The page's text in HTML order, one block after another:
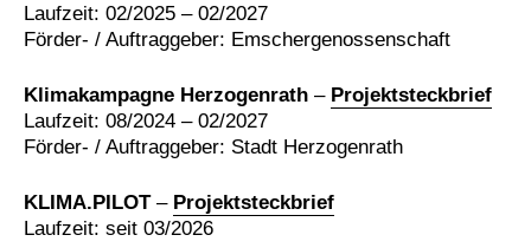
Laufzeit: 02/2025 – 02/2027
Förder- / Auftraggeber: Emschergenossenschaft
Klimakampagne Herzogenrath – Projektsteckbrief
Laufzeit: 08/2024 – 02/2027
Förder- / Auftraggeber: Stadt Herzogenrath
KLIMA.PILOT– Projektsteckbrief
Laufzeit: seit 03/2026